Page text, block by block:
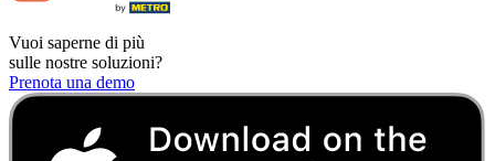
Vuoi saperne di più
sulle nostre soluzioni?
Prenota una demo